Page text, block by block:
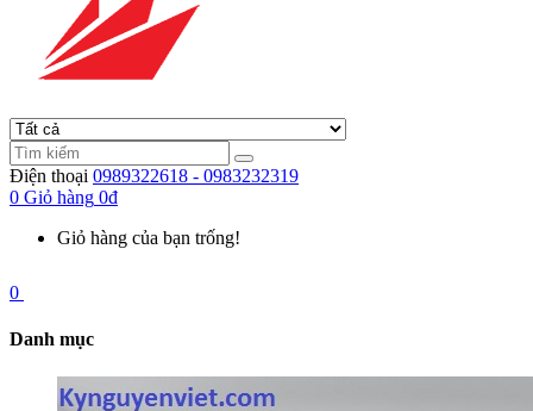
Điện thoại 0989322618 - 0983232319
0 Giỏ hàng 0đ
Giỏ hàng của bạn trống!
0
Danh mục